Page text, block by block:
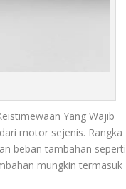
Yang Wajib
motor sejenis. Rangka
beban tambahan seperti
mungkin termasuk